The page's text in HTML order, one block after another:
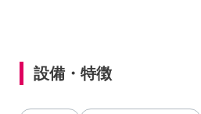
設備・特徴